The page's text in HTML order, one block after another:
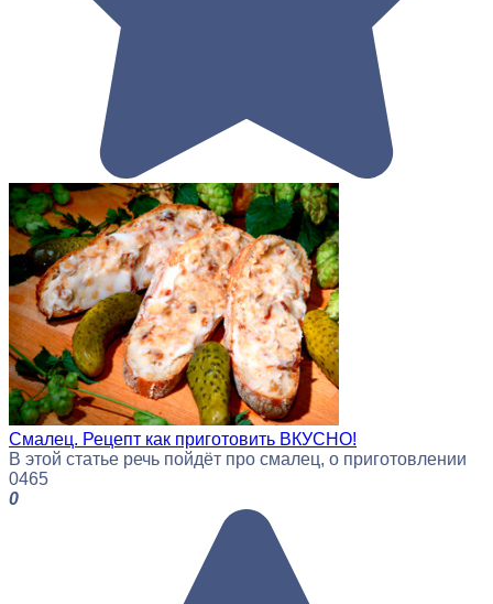
Смалец. Рецепт как приготовить ВКУСНО!
В этой статье речь пойдёт про смалец, о приготовлении
0465
0